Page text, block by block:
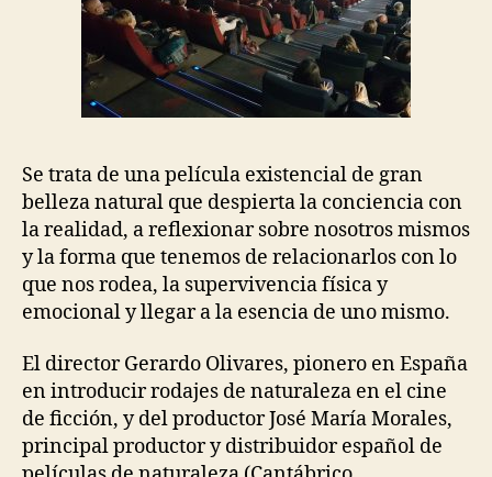
Se trata de una película existencial de gran
belleza natural que despierta la conciencia con
la realidad, a reflexionar sobre nosotros mismos
y la forma que tenemos de relacionarlos con lo
que nos rodea, la supervivencia física y
emocional y llegar a la esencia de uno mismo.
El director Gerardo Olivares, pionero en España
en introducir rodajes de naturaleza en el cine
de ficción, y del productor José María Morales,
principal productor y distribuidor español de